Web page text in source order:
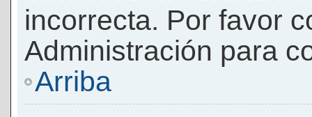
incorrecta. Por favor
Administración para
Arriba